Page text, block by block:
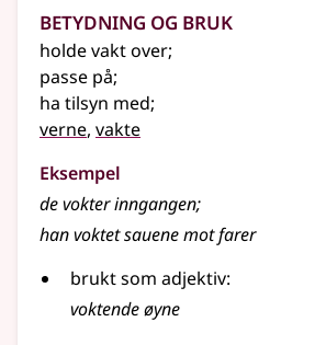
Betydning og bruk
holde vakt over;
passe på;
ha tilsyn med;
verne, vakte
Eksempel
devokterinngangen;
hanvoktetsauene mot farer
brukt som adjektiv:
voktende øyne